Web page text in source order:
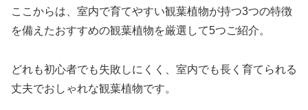
ここからは、室内で育てやすい観葉植物が持つ3つの特徴
を備えたおすすめの観葉植物を厳選して5つご紹介。
どれも初心者でも失敗しにくく、室内でも長く育てられる
丈夫でおしゃれな観葉植物です。